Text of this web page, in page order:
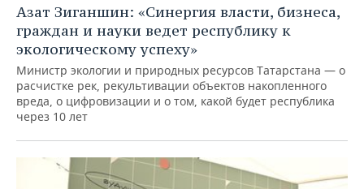
Азат Зиганшин: «Синергия власти, бизнеса,
граждан и науки ведет республику к
экологическому успеху»
Министр экологии и природных ресурсов Татарстана — о
расчистке рек, рекультивации объектов накопленного
вреда, о цифровизации и о том, какой будет республика
через 10 лет